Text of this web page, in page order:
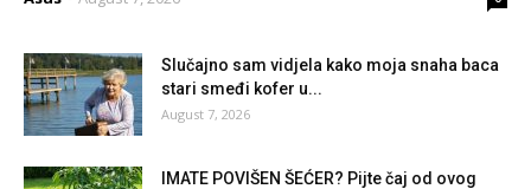
Slučajno sam vidjela kako moja snaha baca
stari smeđi kofer u...
August 7, 2026
IMATE POVIŠEN ŠEĆER? Pijte čaj od ovog